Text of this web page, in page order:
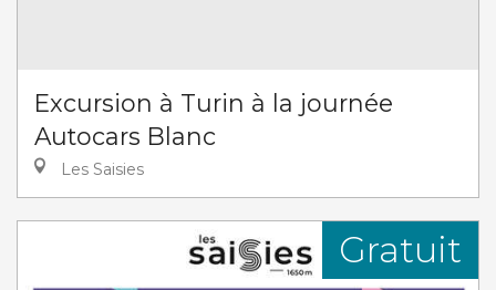
Excursion à Turin à la journée
Autocars Blanc
Les Saisies
Gratuit